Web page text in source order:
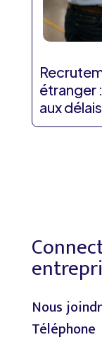
étranger
aux
Nous
Téléphone